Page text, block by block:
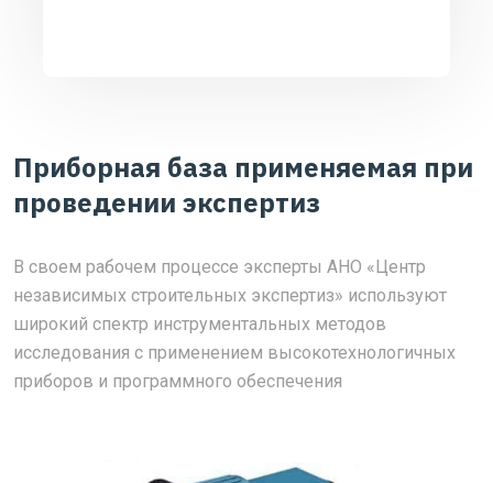
Приборная база применяемая при
проведении экспертиз
В своем рабочем процессе эксперты АНО «Центр
независимых строительных экспертиз» используют
широкий спектр инструментальных методов
исследования с применением высокотехнологичных
приборов и программного обеспечения